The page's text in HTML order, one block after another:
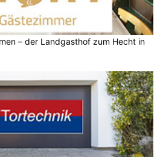
– der Landgasthof zum Hecht in